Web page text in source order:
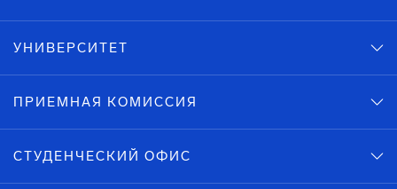
УНИВЕРСИТЕТ
ПРИЕМНАЯ КОМИССИЯ
СТУДЕНЧЕСКИЙ ОФИС